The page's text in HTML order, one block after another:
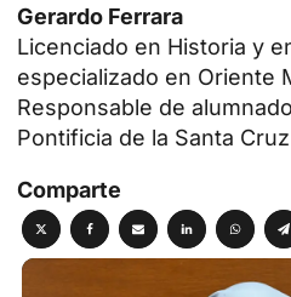
Gerardo Ferrara
Licenciado en Historia y
especializado en Oriente
Responsable de
Pontificia de la Santa
Comparte